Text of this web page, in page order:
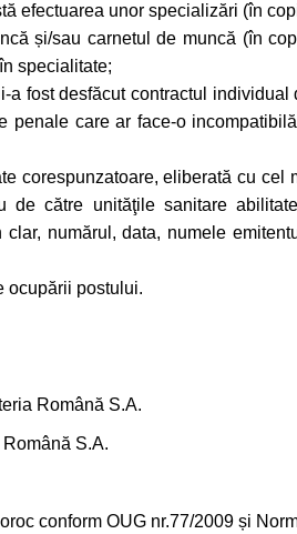
efectuarea unor specializări (în
și/sau carnetul de muncă (în
specialitate;
a fost desfăcut contractul
care ar face-o
corespunzatoare, eliberată cu cel
de către unităţile sanitare
numărul, data, numele
ocupării postului.
Română S.A.
S.A.
conform OUG nr.77/2009 și